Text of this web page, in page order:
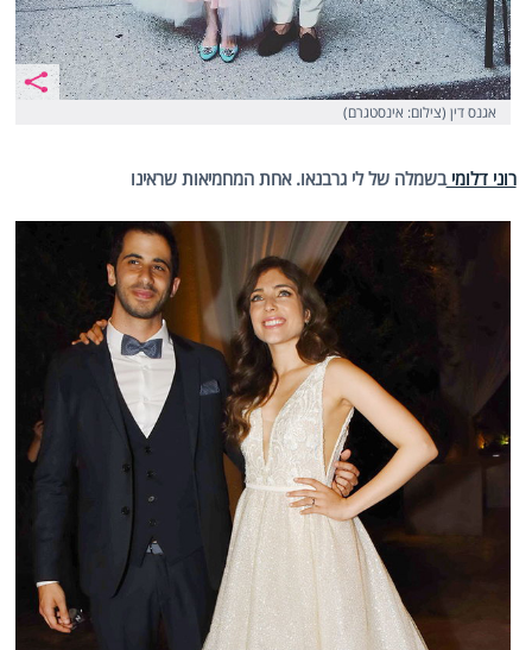
אגנס דין (צילום: אינסטגרם)
רוני דלומיבשמלה של לי גרבנאו. אחת המחמיאות שראינו